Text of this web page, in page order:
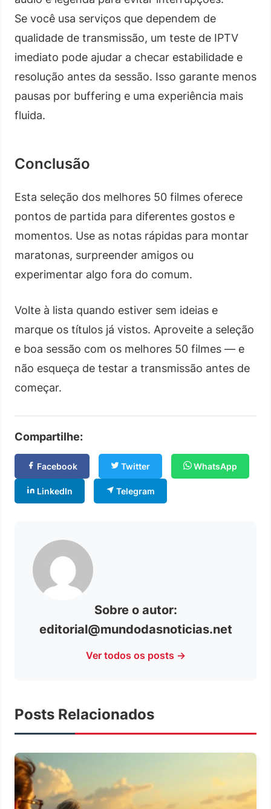
Se você usa serviços que dependem de
qualidade de transmissão, um teste de IPTV
imediato pode ajudar a checar estabilidade e
resolução antes da sessão. Isso garante menos
pausas por buffering e uma experiência mais
fluida.
Conclusão
Esta seleção dos melhores 50 filmes oferece
pontos de partida para diferentes gostos e
momentos. Use as notas rápidas para montar
maratonas, surpreender amigos ou
experimentar algo fora do comum.
Volte à lista quando estiver sem ideias e
marque os títulos já vistos. Aproveite a seleção
e boa sessão com os melhores 50 filmes — e
não esqueça de testar a transmissão antes de
começar.
Compartilhe:
Facebook Twitter WhatsApp
LinkedIn Telegram
Sobre o autor:
editorial@mundodasnoticias.net
Ver todos os posts →
Posts Relacionados